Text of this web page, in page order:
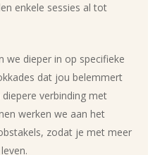
enkele sessies al tot
we dieper in op specifieke
dat jou belemmert
verbinding met
werken we aan het
zodat je met meer